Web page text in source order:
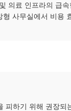
료 인프라의 급
사무실에서 비
피하기 위해 권장되